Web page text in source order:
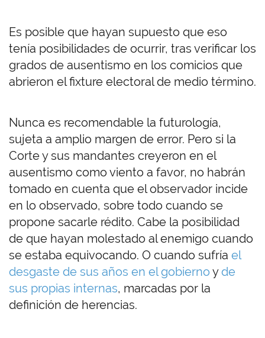
Es posible que hayan supuesto que eso
tenía posibilidades de ocurrir, tras verificar los
grados de ausentismo en los comicios que
abrieron el fixture electoral de medio término.
Nunca es recomendable la futurología,
sujeta a amplio margen de error. Pero si la
Corte y sus mandantes creyeron en el
ausentismo como viento a favor, no habrán
tomado en cuenta que el observador incide
en lo observado, sobre todo cuando se
propone sacarle rédito. Cabe la posibilidad
de que hayan molestado al enemigo cuando
se estaba equivocando. O cuando sufría el
desgaste de sus años en el gobierno yde
sus propias internas, marcadas por la
definición de herencias.